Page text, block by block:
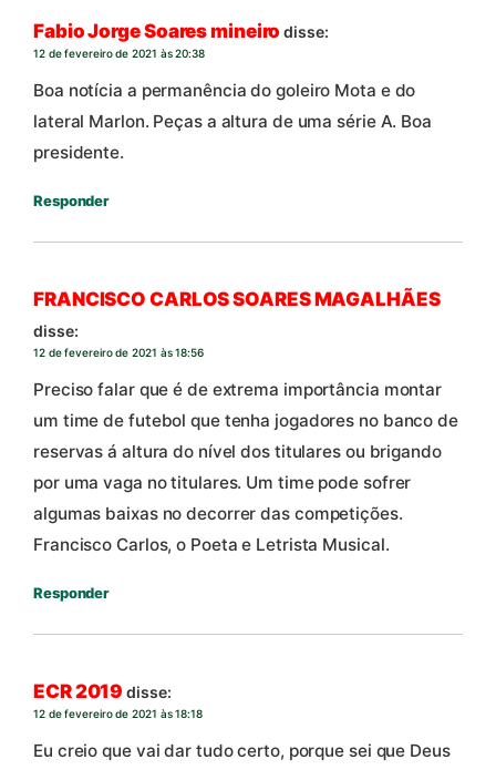
Fabio Jorge Soares mineiro disse:
12 de fevereiro de 2021 às 20:38
Boa notícia a permanência do goleiro Mota e do
lateral Marlon. Peças a altura de uma série A. Boa
presidente.
Responder
FRANCISCO CARLOS SOARES MAGALHÃES
disse:
12 de fevereiro de 2021 às 18:56
Preciso falar que é de extrema importância montar
um time de futebol que tenha jogadores no banco de
reservas á altura do nível dos titulares ou brigando
por uma vaga no titulares. Um time pode sofrer
algumas baixas no decorrer das competições.
Francisco Carlos, o Poeta e Letrista Musical.
Responder
ECR 2019 disse:
12 de fevereiro de 2021 às 18:18
Eu creio que vai dar tudo certo, porque sei que Deus